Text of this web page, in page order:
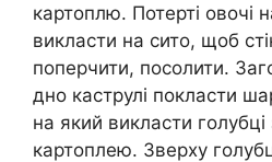
картоплю. Потерті овочі
викласти на сито, щоб
поперчити, посолити.
дно каструлі покласти
на який викласти
картоплею. Зверху